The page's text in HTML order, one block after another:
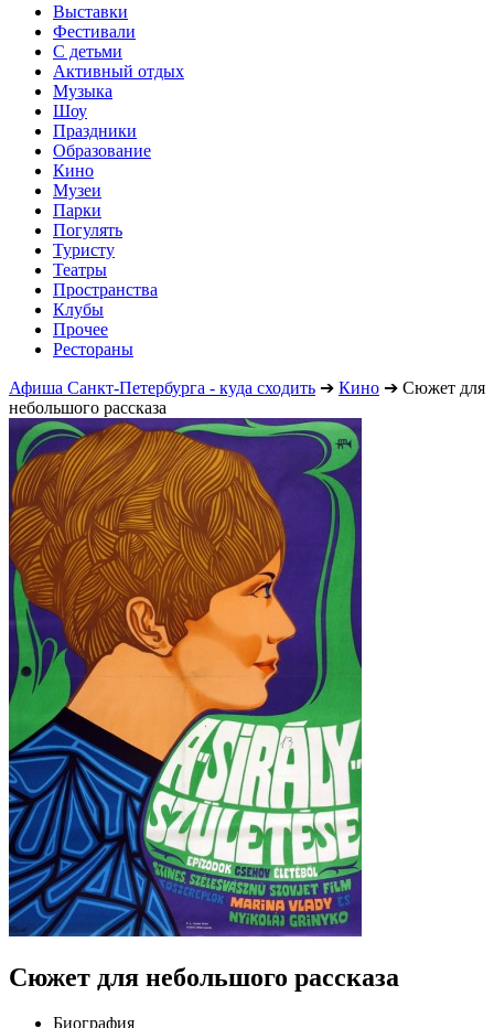
Выставки
Фестивали
С детьми
Активный отдых
Музыка
Шоу
Праздники
Образование
Кино
Музеи
Парки
Погулять
Туристу
Театры
Пространства
Клубы
Прочее
Рестораны
Афиша Санкт-Петербурга - куда сходить ➔ Кино ➔ Сюжет для
небольшого рассказа
Сюжет для небольшого рассказа
Биография